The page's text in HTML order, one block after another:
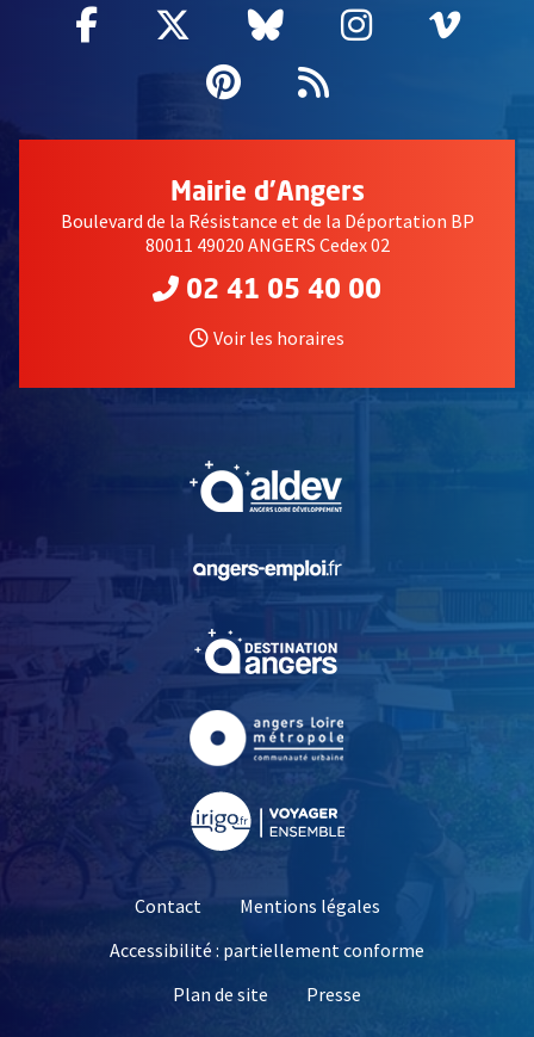
Facebook
, Ouvre une nouvelle fenêtre
Twitter
, Ouvre une nouvelle
Bluesky
, Ouvre une
Instagram
, Ouvre
,
Pinterest
, Ouvre une
Flux RSS
Mairie d'Angers
Boulevard de la Résistance et de la Déportation BP
80011 49020 ANGERS Cedex 02
02 41 05 40 00
Voir les horaires
, Ouvre une nouvelle
, Ouvre une nouvelle
Contact
Mentions légales
Accessibilité : partiellement conforme
Plan de site
Presse